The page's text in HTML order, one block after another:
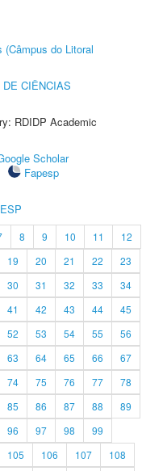
do Litoral
DE CIÊNCIAS
RDIDP Academic
Scholar
Fapesp
8 9 10 11
12
19 20 21 22
23
30 31 32 33
34
41 42 43 44
45
52 53 54 55
56
63 64 65 66
67
74 75 76 77
78
85 86 87 88
89
96 97 98
99
105 106 107
108